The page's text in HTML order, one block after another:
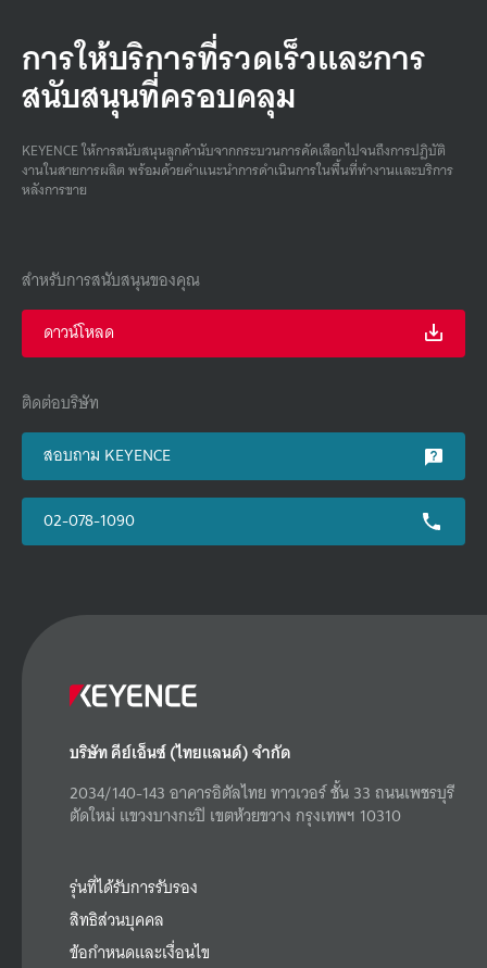
การให้บริการที่รวดเร็วและการ
สนับสนุนที่ครอบคลุม
KEYENCE ให้การสนับสนุนลูกค้านับจากกระบวนการคัดเลือกไปจนถึงการปฏิบัติ
งานในสายการผลิต พร้อมด้วยคําแนะนําการดําเนินการในพื้นที่ทํางานและบริการ
หลังการขาย
สำหรับการสนับสนุนของคุณ
ดาวน์โหลด
ติดต่อบริษัท
สอบถาม KEYENCE
02-078-1090
บริษัท คีย์เอ็นซ์ (ไทยแลนด์) จำกัด
2034/140-143 อาคารอิตัลไทย ทาวเวอร์ ชั้น 33 ถนนเพชรบุรี
ตัดใหม่ แขวงบางกะปิ เขตห้วยขวาง กรุงเทพฯ 10310
รุ่นที่ได้รับการรับรอง
สิทธิส่วนบุคคล
ข้อกำหนดและเงื่อนไข